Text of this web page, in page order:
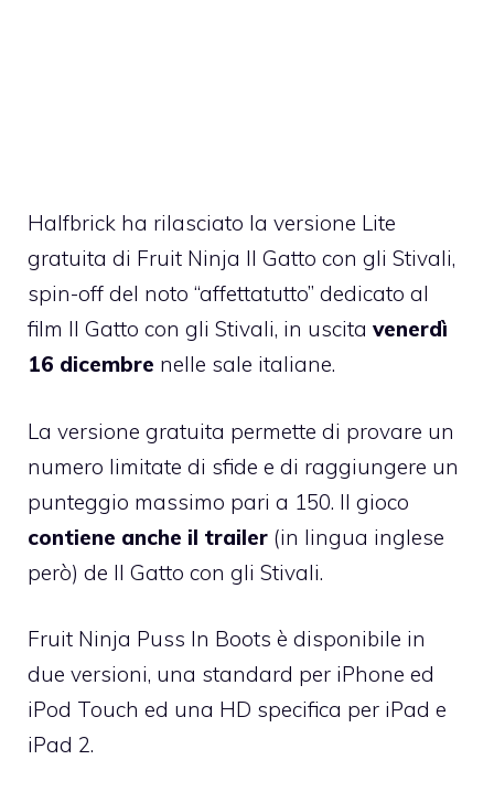
Halfbrick ha rilasciato la versione Lite
gratuita di Fruit Ninja Il Gatto con gli Stivali,
spin-off del noto “affettatutto” dedicato al
film Il Gatto con gli Stivali, in uscita venerdì
16 dicembre nelle sale italiane.
La versione gratuita permette di provare un
numero limitate di sfide e di raggiungere un
punteggio massimo pari a 150. Il gioco
contiene anche il trailer (in lingua inglese
però) de Il Gatto con gli Stivali.
Fruit Ninja Puss In Boots è disponibile in
due versioni, una standard per iPhone ed
iPod Touch ed una HD specifica per iPad e
iPad 2.